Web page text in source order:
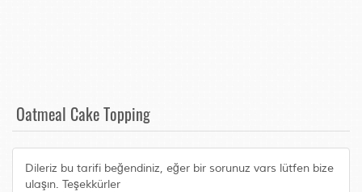
Oatmeal Cake Topping
Dileriz bu tarifi beğendiniz, eğer bir sorunuz vars lütfen bize
ulaşın. Teşekkürler